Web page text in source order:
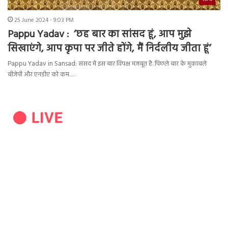
25 June 2024 - 9:03 PM
Pappu Yadav : ‘छह बार का सांसद हूं, आप मुझे
सिखाएंगे, आप कृपा पर जीते होंगे, मैं निर्दलीय जीता हूं’
Pappu Yadav in Sansad: संसद में इस बार विपक्ष मजबूत है. पिछले बार के मुकाबले
बीजेपी और एनडीए को कम…